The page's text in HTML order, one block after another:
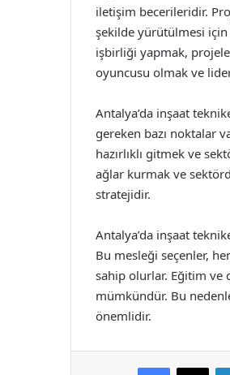
iletişim becerileridir.
şekilde yürütülmesi
işbirliği yapmak,
oyuncusu olmak ve
Antalya’da inşaat
gereken bazı noktalar
hazırlıklı gitmek ve
ağlar kurmak ve
stratejidir.
Antalya’da inşaat
Bu mesleği seçenler,
sahip olurlar. Eğitim ve
mümkündür. Bu
önemlidir.
Facebook
X